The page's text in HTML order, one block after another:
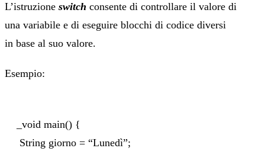
L’istruzione switch consente di controllare il valore di
una variabile e di eseguire blocchi di codice diversi
in base al suo valore.
Esempio:
_void main() {
String giorno = “Lunedì”;